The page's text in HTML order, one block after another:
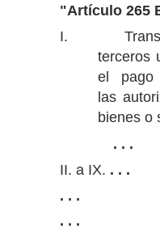
"Artículo 265
I.
terceros
el
las
bienes o
. . .
II. a IX. . . .
. . .
. . .